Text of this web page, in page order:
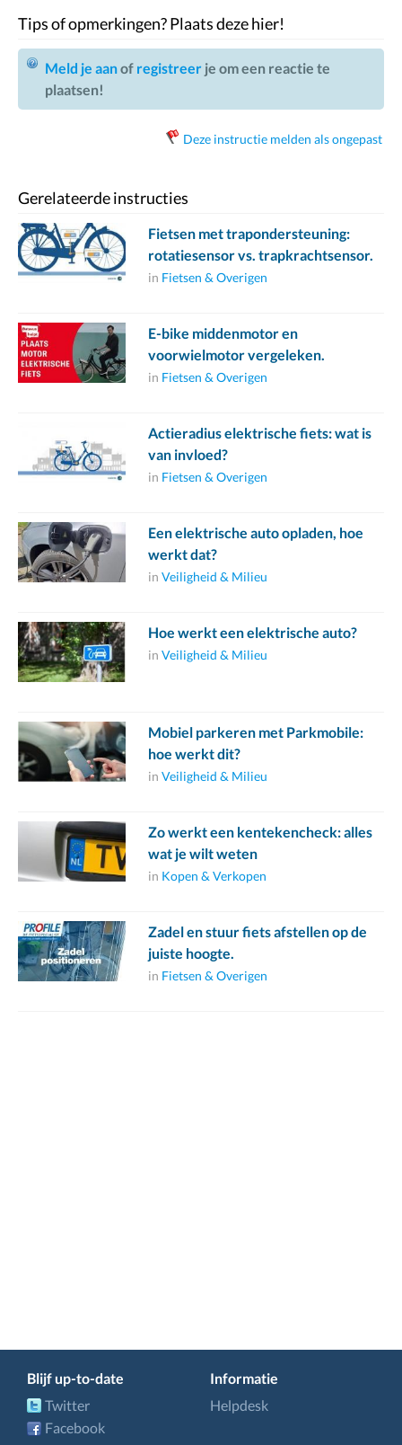
Tips of opmerkingen? Plaats deze hier!
Meld je aanof registreer je om een reactie te
plaatsen!
Deze instructie melden als ongepast
Gerelateerde instructies
Fietsen met trapondersteuning:
rotatiesensor vs. trapkrachtsensor.
in Fietsen & Overigen
E-bike middenmotor en
voorwielmotor vergeleken.
in Fietsen & Overigen
Actieradius elektrische fiets: wat is
van invloed?
in Fietsen & Overigen
Een elektrische auto opladen, hoe
werkt dat?
in Veiligheid & Milieu
Hoe werkt een elektrische auto?
in Veiligheid & Milieu
Mobiel parkeren met Parkmobile:
hoe werkt dit?
in Veiligheid & Milieu
Zo werkt een kentekencheck: alles
wat je wilt weten
in Kopen & Verkopen
Zadel en stuur fiets afstellen op de
juiste hoogte.
in Fietsen & Overigen
Blijf up-to-date
Twitter
Facebook
Informatie
Helpdesk